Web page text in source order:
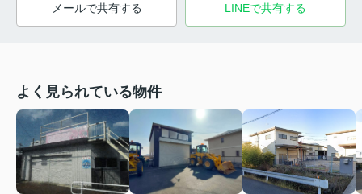
メールで共有する LINEで共有する
よく見られている物件